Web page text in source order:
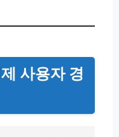
사용자 경